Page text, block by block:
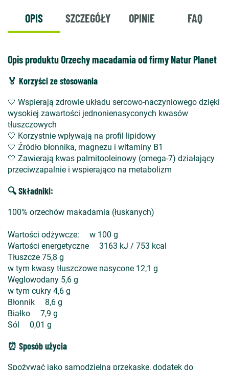
OPIS SZCZEGÓŁY OPINIE FAQ
Opis produktu Orzechy macadamia od firmy Natur Planet
🏅 Korzyści ze stosowania
🤍 Wspierają zdrowie układu sercowo-naczyniowego dzięki
wysokiej zawartości jednonienasyconych kwasów
tłuszczowych
🤍 Korzystnie wpływają na profil lipidowy
🤍 Źródło błonnika, magnezu i witaminy B1
🤍 Zawierają kwas palmitooleinowy (omega-7) działający
przeciwzapalnie i wspierająco na metabolizm
🔍 Składniki:
100% orzechów makadamia (łuskanych)
Wartości odżywcze: w 100 g
Wartości energetyczne 3163 kJ / 753 kcal
Tłuszcze 75,8 g
w tym kwasy tłuszczowe nasycone 12,1 g
Węglowodany 5,6 g
w tym cukry 4,6 g
Błonnik 8,6 g
Białko 7,9 g
Sól 0,01 g
⏰ Sposób użycia
Spożywać jako samodzielną przekąskę, dodatek do